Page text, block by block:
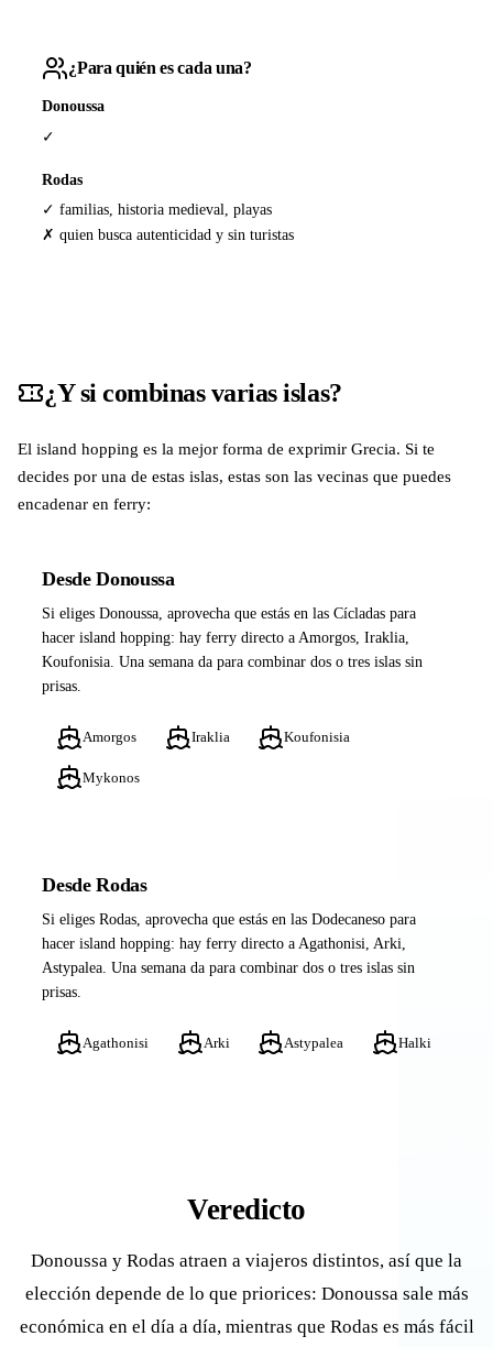
¿Para quién es cada una?
Donoussa
✓
Rodas
✓ familias, historia medieval, playas
✗ quien busca autenticidad y sin turistas
¿Y si combinas varias islas?
El island hopping es la mejor forma de exprimir Grecia. Si te
decides por una de estas islas, estas son las vecinas que puedes
encadenar en ferry:
Desde Donoussa
Si eliges Donoussa, aprovecha que estás en las Cícladas para
hacer island hopping: hay ferry directo a Amorgos, Iraklia,
Koufonisia. Una semana da para combinar dos o tres islas sin
prisas.
Amorgos Iraklia Koufonisia
Mykonos
Desde Rodas
Si eliges Rodas, aprovecha que estás en las Dodecaneso para
hacer island hopping: hay ferry directo a Agathonisi, Arki,
Astypalea. Una semana da para combinar dos o tres islas sin
prisas.
Agathonisi Arki Astypalea Halki
Veredicto
Donoussa y Rodas atraen a viajeros distintos, así que la
elección depende de lo que priorices: Donoussa sale más
económica en el día a día, mientras que Rodas es más fácil